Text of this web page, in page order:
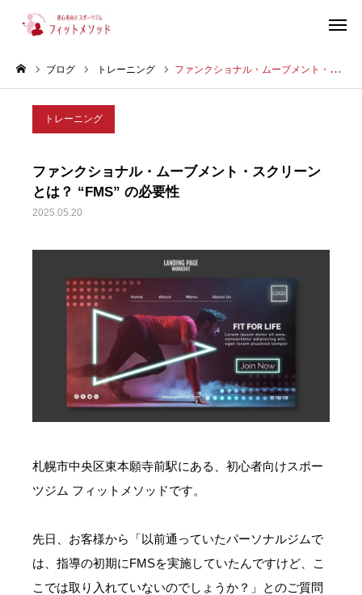
ブログ トレーニング ファンクショナル・ムーブメント・スクリーンとは？ “FMS” の必要性
トレーニング
ファンクショナル・ムーブメント・スクリーン
とは？ “FMS” の必要性
2025.05.20
札幌市中央区東本願寺前駅にある、初心者向けスポー
ツジム フィットメソッドです。
先日、お客様から「以前通っていたパーソナルジムで
は、指導の初期にFMSを実施していたんですけど、こ
こでは取り入れていないのでしょうか？」とのご質問
見学・体験はこちらから（WEB完結30秒）
プラン・料金
お問い合わせ・ご予約
お知らせ